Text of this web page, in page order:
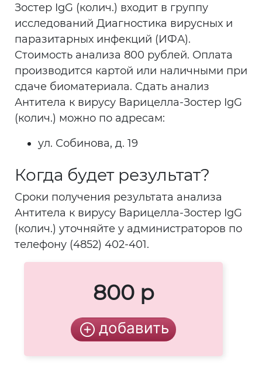
Зостер IgG (колич.) входит в группу
исследований Диагностика вирусных и
паразитарных инфекций (ИФА).
Стоимость анализа 800 рублей. Оплата
производится картой или наличными при
сдаче биоматериала. Сдать анализ
Антитела к вирусу Варицелла-Зостер IgG
(колич.) можно по адресам:
ул. Собинова, д. 19
Когда будет результат?
Сроки получения результата анализа
Антитела к вирусу Варицелла-Зостер IgG
(колич.) уточняйте у администраторов по
телефону (4852) 402-401.
800 р